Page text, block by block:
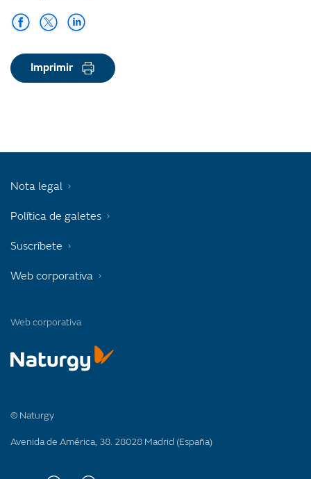
Imprimir
Web corporativa
© Naturgy
Avenida de América, 38. 28028 Madrid (España)
Nota legal
Política de galetes
Suscríbete
Web corporativa